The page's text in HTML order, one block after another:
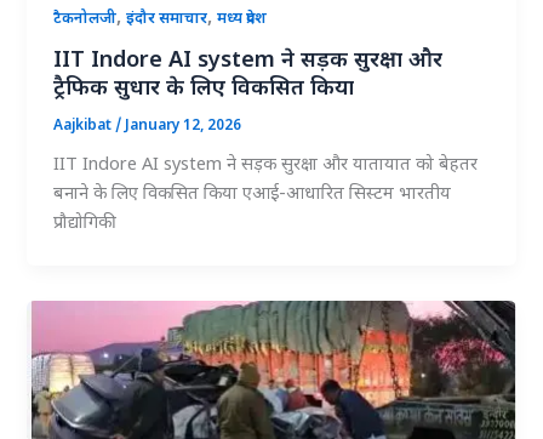
टैकनोलजी,इंदौर समाचार,मध्य प्रदेश
IIT Indore AI system ने सड़क सुरक्षा और
ट्रैफिक सुधार के लिए विकसित किया
Aajkibat/January 12, 2026
IIT Indore AI system ने सड़क सुरक्षा और यातायात को बेहतर
बनाने के लिए विकसित किया एआई-आधारित सिस्टम भारतीय
प्रौद्योगिकी